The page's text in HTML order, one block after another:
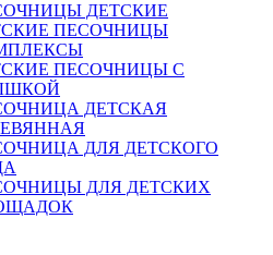
ДЕТСКИЕ
ПЕСОЧНИЦЫ
ПЕСОЧНИЦЫ С
ДЕТСКАЯ
ДЛЯ ДЕТСКОГО
ДЛЯ ДЕТСКИХ